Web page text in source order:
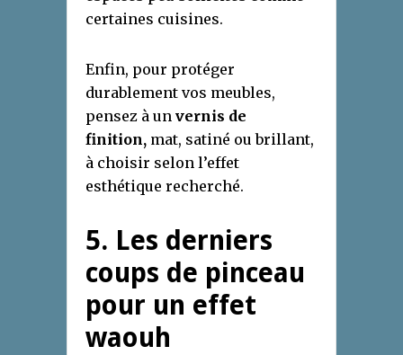
certaines cuisines.
Enfin, pour protéger
durablement vos meubles,
pensez à un vernis de
finition, mat, satiné ou brillant,
à choisir selon l’effet
esthétique recherché.
5. Les derniers
coups de pinceau
pour un effet
waouh